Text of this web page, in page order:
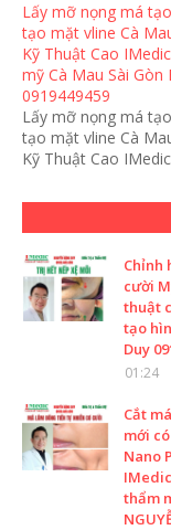
Lấy mỡ nọng má
tạo mặt vline Cà
Kỹ Thuật Cao
mỹ Cà Mau Sài Gòn
0919449459
Lấy mỡ nọng má
tạo mặt vline Cà
Kỹ Thuật Cao
Chỉnh
cười
thuật
tạo
Duy
01:24
Cắt
mới
Nano
thẩm